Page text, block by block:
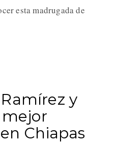
esta madrugada de
y
mejor
Chiapas